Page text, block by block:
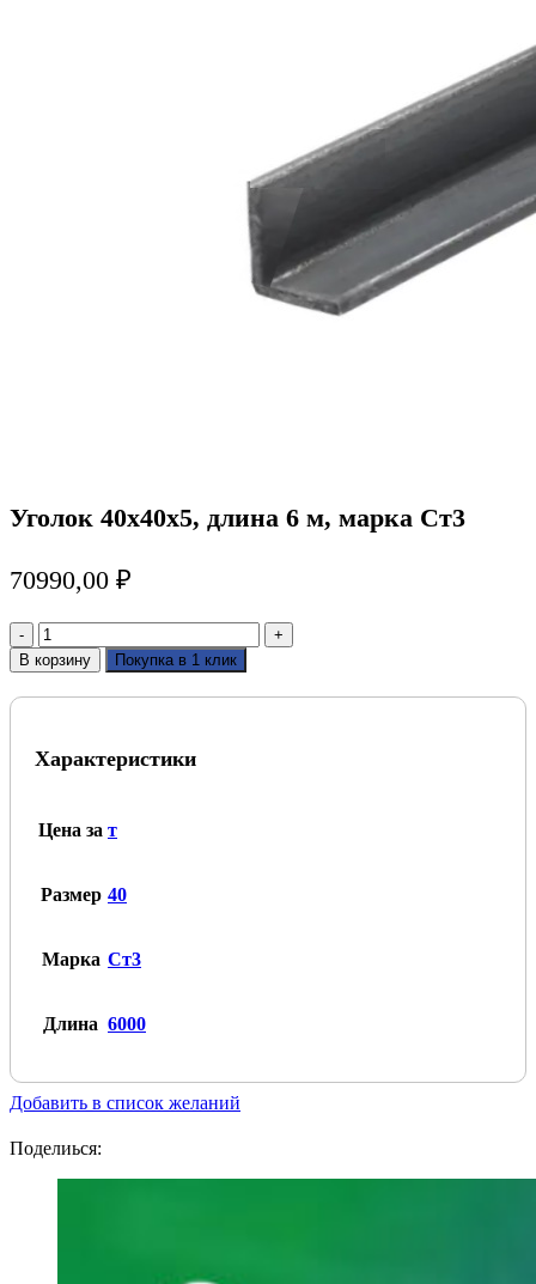
Уголок 40х40х5, длина 6 м, марка Ст3
70990,00 ₽
Количество
товара
Уголок
40х40х5,
м,
В корзину Покупка в 1 клик
Характеристики
Цена за т
Размер 40
Марка Ст3
Длина 6000
Добавить в список желаний
Поделиься: